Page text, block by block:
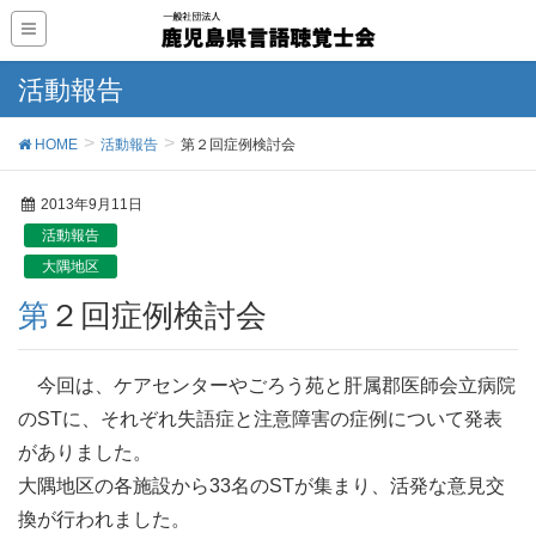
活動報告
HOME 活動報告 第２回症例検討会
2013年9月11日
活動報告
大隅地区
第２回症例検討会
今回は、ケアセンターやごろう苑と肝属郡医師会立病院
のSTに、それぞれ失語症と注意障害の症例について発表
がありました。
大隅地区の各施設から33名のSTが集まり、活発な意見交
換が行われました。